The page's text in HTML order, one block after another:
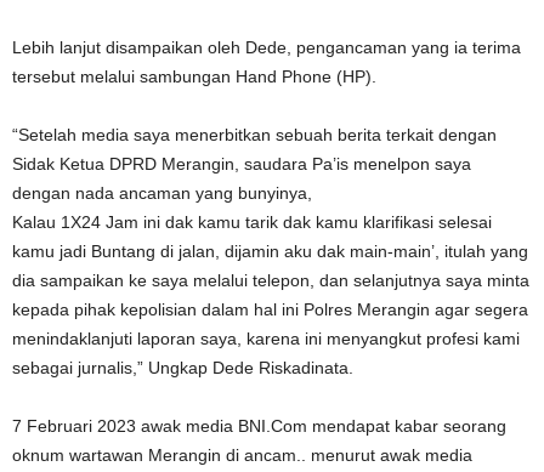
Lebih lanjut disampaikan oleh Dede, pengancaman yang ia terima
tersebut melalui sambungan Hand Phone (HP).
“Setelah media saya menerbitkan sebuah berita terkait dengan
Sidak Ketua DPRD Merangin, saudara Pa’is menelpon saya
dengan nada ancaman yang bunyinya,
Kalau 1X24 Jam ini dak kamu tarik dak kamu klarifikasi selesai
kamu jadi Buntang di jalan, dijamin aku dak main-main’, itulah yang
dia sampaikan ke saya melalui telepon, dan selanjutnya saya minta
kepada pihak kepolisian dalam hal ini Polres Merangin agar segera
menindaklanjuti laporan saya, karena ini menyangkut profesi kami
sebagai jurnalis,” Ungkap Dede Riskadinata.
7 Februari 2023 awak media BNI.Com mendapat kabar seorang
oknum wartawan Merangin di ancam.. menurut awak media